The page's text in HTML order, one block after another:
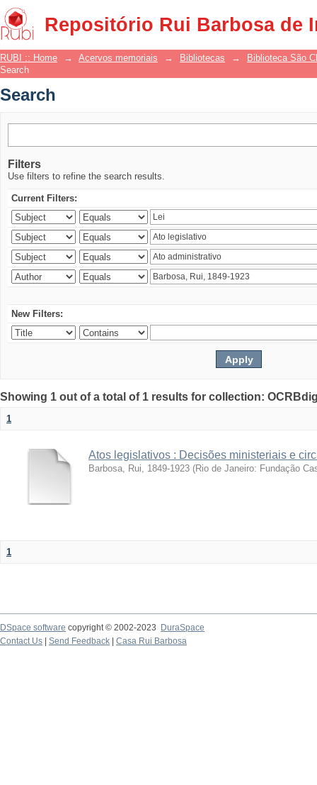
Repositório Rui Barbosa de
Search
RUBI :: Home → Acervos memoriais → Bibliotecas →
Biblioteca São
Search
Search
Filters
Use filters to refine the search results.
Current Filters:
New Filters:
Showing 1 out of a total of 1 results for collection:
1
Atos legislativos : Decisões ministeriais e
Barbosa, Rui, 1849-1923 (Rio de Janeiro: Fundação
1
DSpace software copyright © 2002-2023
DuraSpace
Contact Us
Send Feedback Casa Rui Barbosa